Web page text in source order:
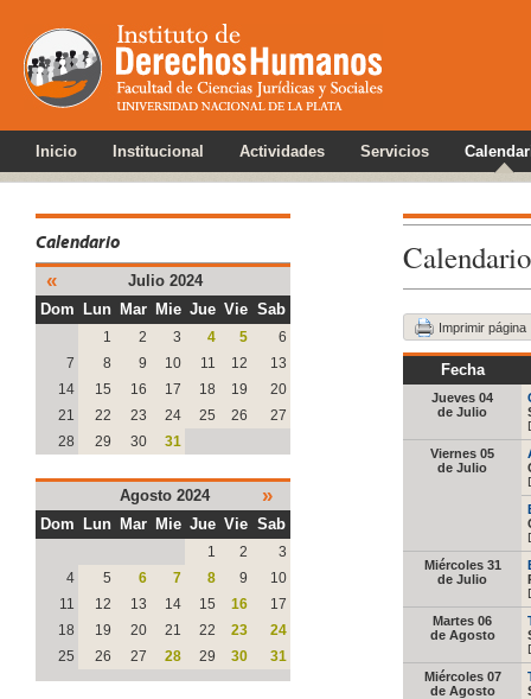
Inicio Institucional Actividades Servicios
Calendario
«
Julio 2024
Dom
Lun Mar Mie Jue Vie Sab
1 2 3 4 5
6
7
8 9 10 11 12
13
14
15 16 17 18 19
20
21
22 23 24 25 26
27
28
29 30 31
Agosto 2024 »
Dom Lun Mar Mie Jue Vie Sab
1 2
3
4
5 6 7 8 9
10
11
12 13 14 15 16
17
18
19 20 21 22 23
24
25
26 27 28 29 30 31
Imprimir página
Fecha
Jueves 04
de Julio
Viernes 05
de Julio
Miércoles 31
de Julio
Martes 06
de Agosto
Miércoles 07
de Agosto